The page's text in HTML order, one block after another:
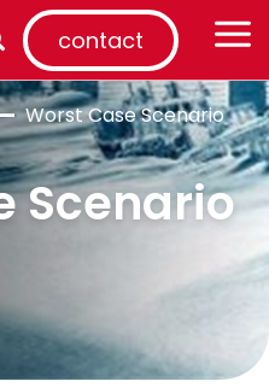
contact
Worst Case Scenario
Scenario